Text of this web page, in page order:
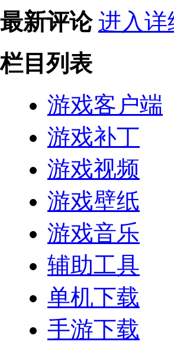
最新评论 进入详
栏目列表
游戏客户端
游戏补丁
游戏视频
游戏壁纸
游戏音乐
辅助工具
单机下载
手游下载